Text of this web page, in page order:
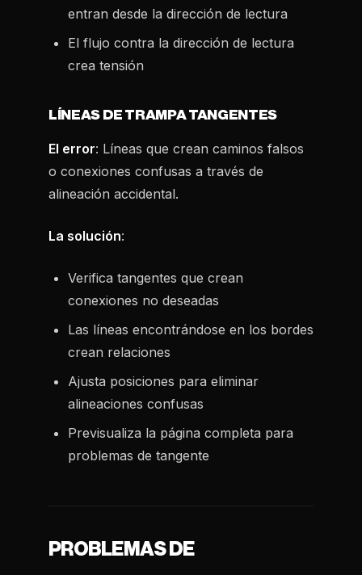
entran desde la dirección de lectura
El flujo contra la dirección de lectura
crea tensión
LÍNEAS DE TRAMPA TANGENTES
El error: Líneas que crean caminos falsos
o conexiones confusas a través de
alineación accidental.
La solución:
Verifica tangentes que crean
conexiones no deseadas
Las líneas encontrándose en los bordes
crean relaciones
Ajusta posiciones para eliminar
alineaciones confusas
Previsualiza la página completa para
problemas de tangente
PROBLEMAS DE